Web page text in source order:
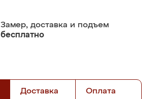
Замер, доставка и подъем
бесплатно
Доставка Оплата